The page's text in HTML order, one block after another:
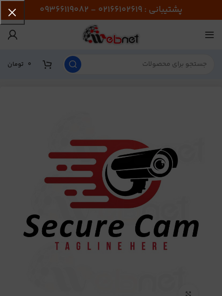
پشتیبانی : 02166102619 - 09366119082
0 تومان